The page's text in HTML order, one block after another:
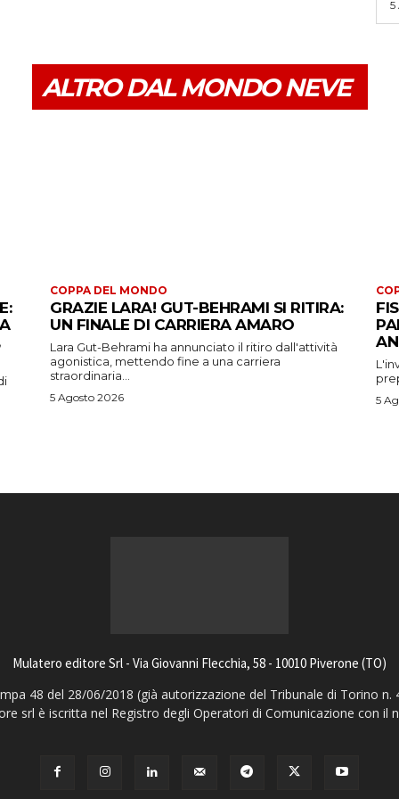
5
ALTRO DAL MONDO NEVE
COPPA DEL MONDO
GRAZIE LARA! GUT-BEHRAMI SI RITIRA:
UN FINALE DI CARRIERA AMARO
Lara Gut-Behrami ha annunciato il ritiro dall'attività
agonistica, mettendo fine a una carriera
straordinaria...
5 Agosto 2026 5
Mulatero editore Srl - Via Giovanni Flecchia, 58 - 10010 Piverone (TO)
48 del 28/06/2018 (già autorizzazione del Tribunale di Torino n.
srl è iscritta nel Registro degli Operatori di Comunicazione con il